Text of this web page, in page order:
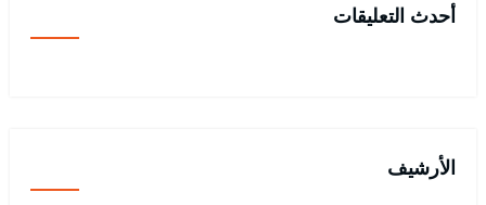
أحدث التعليقات
الأرشيف